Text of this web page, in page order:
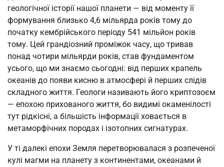
геологічної історії нашої планети — від моменту її
формування близько 4,6 мільярда років тому до
початку кембрійського періоду 541 мільйон років
тому. Цей грандіозний проміжок часу, що тривав
понад чотири мільярди років, став фундаментом
усього, що ми знаємо сьогодні: від перших крапель
океанів до появи кисню в атмосфері й перших слідів
складного життя. Геологи називають його криптозоєм
— епохою прихованого життя, бо видимі окаменілості
тут рідкісні, а більшість інформації ховається в
метаморфічних породах і ізотопних сигнатурах.
У ті далекі епохи Земля перетворювалася з розпеченої
кулі магми на планету з континентами, океанами й